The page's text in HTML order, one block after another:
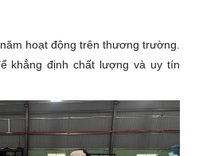
hoạt động trên thương trường.
khẳng định chất lượng và uy tín